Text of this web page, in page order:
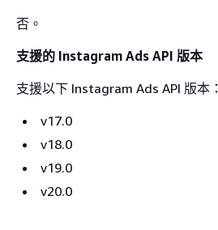
否。
支援的 Instagram Ads API 版本
支援以下 Instagram Ads API 版本：
v17.0
v18.0
v19.0
v20.0